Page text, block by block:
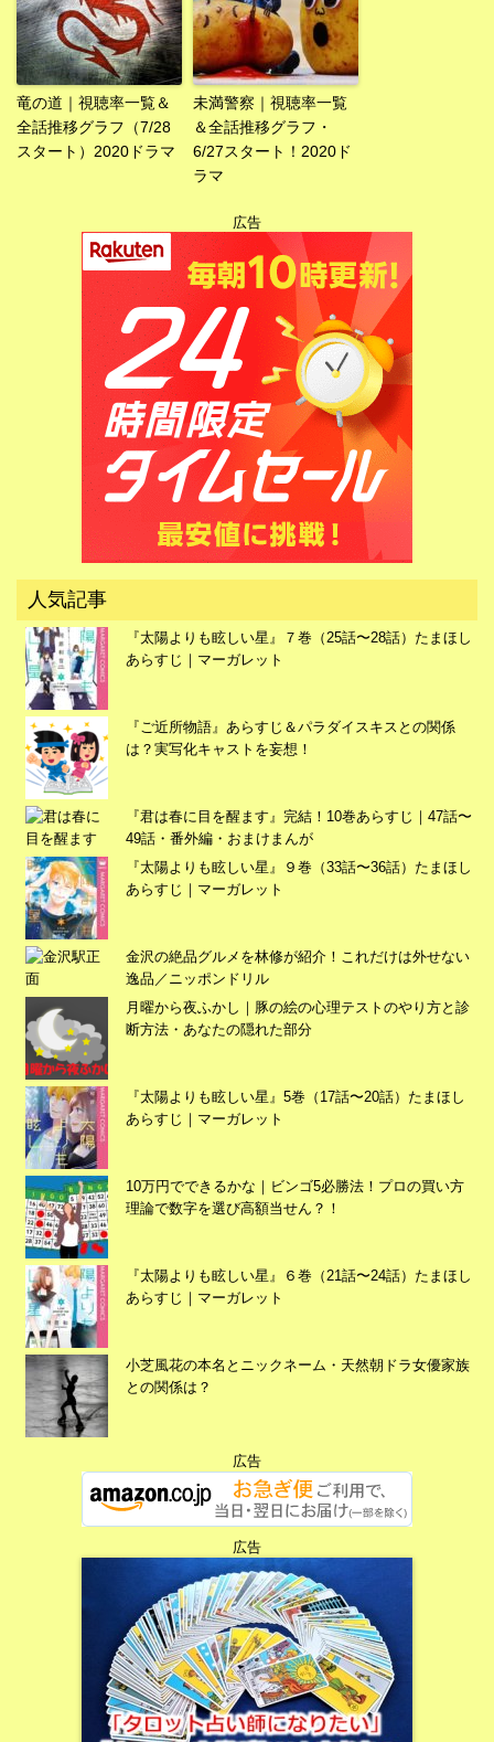
竜の道｜視聴率一覧＆
全話推移グラフ（7/28
スタート）2020ドラマ
未満警察｜視聴率一覧
＆全話推移グラフ・
6/27スタート！2020ド
ラマ
広告
広告
広告
人気記事
『太陽よりも眩しい星』７巻（25話〜28話）たまほし
あらすじ｜マーガレット
『ご近所物語』あらすじ＆パラダイスキスとの関係
は？実写化キャストを妄想！
『君は春に目を醒ます』完結！10巻あらすじ｜47話〜
49話・番外編・おまけまんが
『太陽よりも眩しい星』９巻（33話〜36話）たまほし
あらすじ｜マーガレット
金沢の絶品グルメを林修が紹介！これだけは外せない
逸品／ニッポンドリル
月曜から夜ふかし｜豚の絵の心理テストのやり方と診
断方法・あなたの隠れた部分
『太陽よりも眩しい星』5巻（17話〜20話）たまほし
あらすじ｜マーガレット
10万円でできるかな｜ビンゴ5必勝法！プロの買い方
理論で数字を選び高額当せん？！
『太陽よりも眩しい星』６巻（21話〜24話）たまほし
あらすじ｜マーガレット
小芝風花の本名とニックネーム・天然朝ドラ女優家族
との関係は？
広告
広告